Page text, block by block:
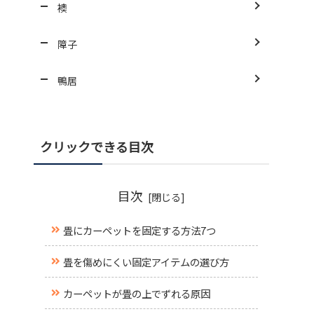
襖
障子
鴨居
クリックできる目次
目次
畳にカーペットを固定する方法7つ
畳を傷めにくい固定アイテムの選び方
カーペットが畳の上でずれる原因